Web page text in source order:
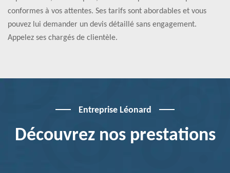
conformes à vos attentes. Ses tarifs sont abordables et vous
pouvez lui demander un devis détaillé sans engagement.
Appelez ses chargés de clientèle.
Entreprise Léonard
Découvrez nos prestations